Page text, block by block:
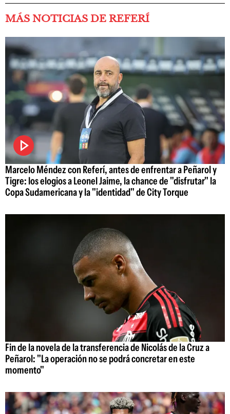
MÁS NOTICIAS DE REFERÍ
Marcelo Méndez con Referí, antes de enfrentar a Peñarol y
Tigre: los elogios a Leonel Jaime, la chance de "disfrutar" la
Copa Sudamericana y la "identidad" de City Torque
Fin de la novela de la transferencia de Nicolás de la Cruz a
Peñarol: "La operación no se podrá concretar en este
momento"